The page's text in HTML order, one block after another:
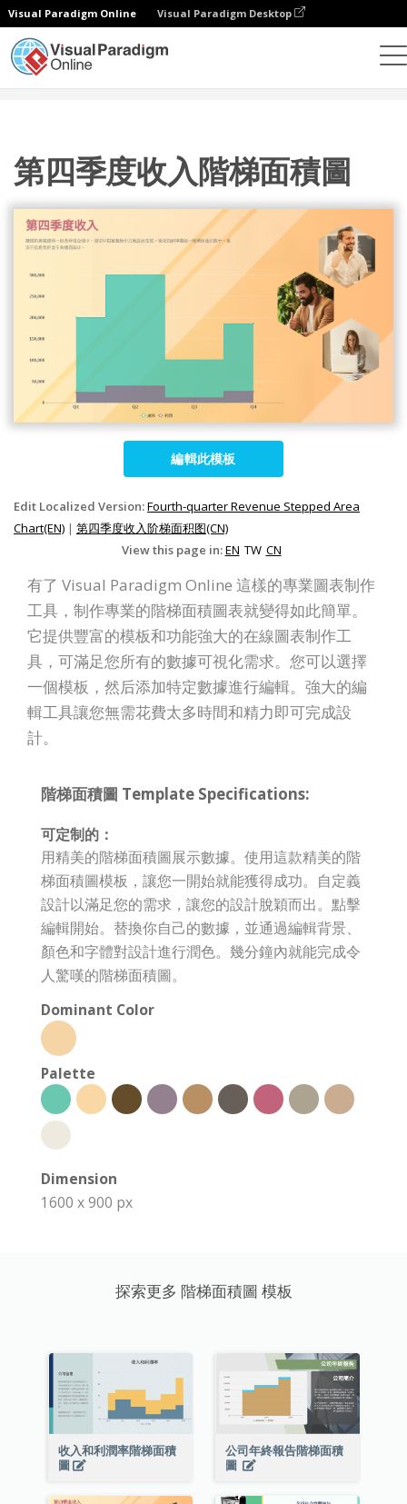
Visual Paradigm Online Visual Paradigm Desktop
第四季度收入階梯面積圖
編輯此模板
Edit Localized Version:Fourth-quarter Revenue Stepped Area
Chart(EN) | 第四季度收入阶梯面积图(CN)
View this page in:EN TW CN
有了 Visual Paradigm Online 這樣的專業圖表制作
工具，制作專業的階梯面積圖表就變得如此簡單。
它提供豐富的模板和功能強大的在線圖表制作工
具，可滿足您所有的數據可視化需求。您可以選擇
一個模板，然后添加特定數據進行編輯。強大的編
輯工具讓您無需花費太多時間和精力即可完成設
計。
階梯面積圖 Template Specifications:
可定制的：
用精美的階梯面積圖展示數據。使用這款精美的階
梯面積圖模板，讓您一開始就能獲得成功。自定義
設計以滿足您的需求，讓您的設計脫穎而出。點擊
編輯開始。替換你自己的數據，並通過編輯背景、
顏色和字體對設計進行潤色。幾分鐘內就能完成令
人驚嘆的階梯面積圖。
Dominant Color
Palette
Dimension
1600 x 900 px
探索更多 階梯面積圖 模板
收入和利潤率階梯面積
圖
公司年終報告階梯面積
圖